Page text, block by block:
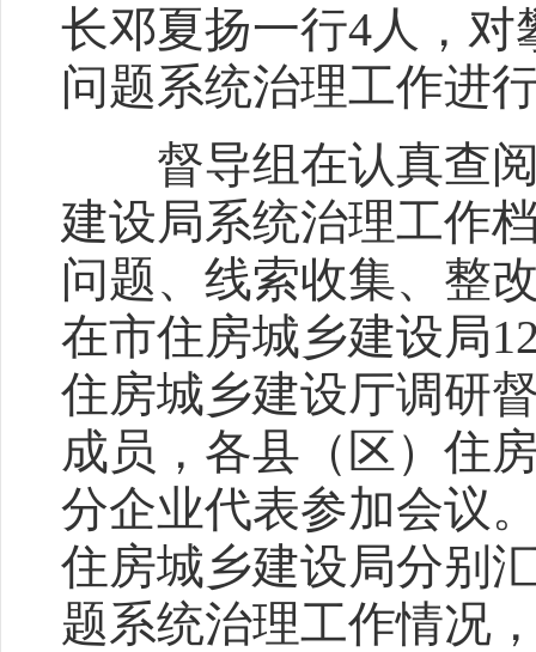
长邓夏扬一行4人，
问题系统治理工作进
督导组在认真查阅
建设局系统治理工作
问题、线索收集、整
在市住房城乡建设局
住房城乡建设厅调研
成员，各县（区）住
分企业代表参加会议
住房城乡建设局分别
题系统治理工作情况